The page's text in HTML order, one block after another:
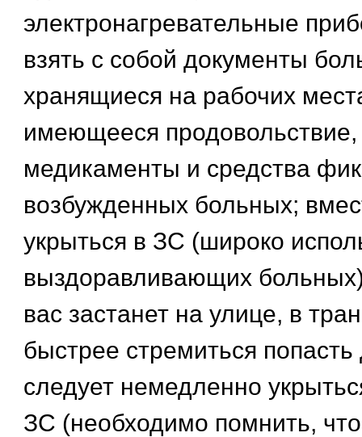
электронагревательные
взять с собой документы
хранящиеся на рабочих
имеющееся
медикаменты и средства
возбужденных больных;
укрыться в ЗС (широко
выздоравливающих
вас застанет на улице, в
быстрее стремиться
следует немедленно
ЗС (необходимо помнить,